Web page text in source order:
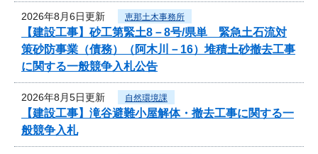
2026年8月6日更新 恵那土木事務所
【建設工事】砂工第緊土8－8号/県単 緊急土石流対
策砂防事業（債務）（阿木川－16）堆積土砂撤去工事
に関する一般競争入札公告
2026年8月5日更新 自然環境課
【建設工事】滝谷避難小屋解体・撤去工事に関する一
般競争入札